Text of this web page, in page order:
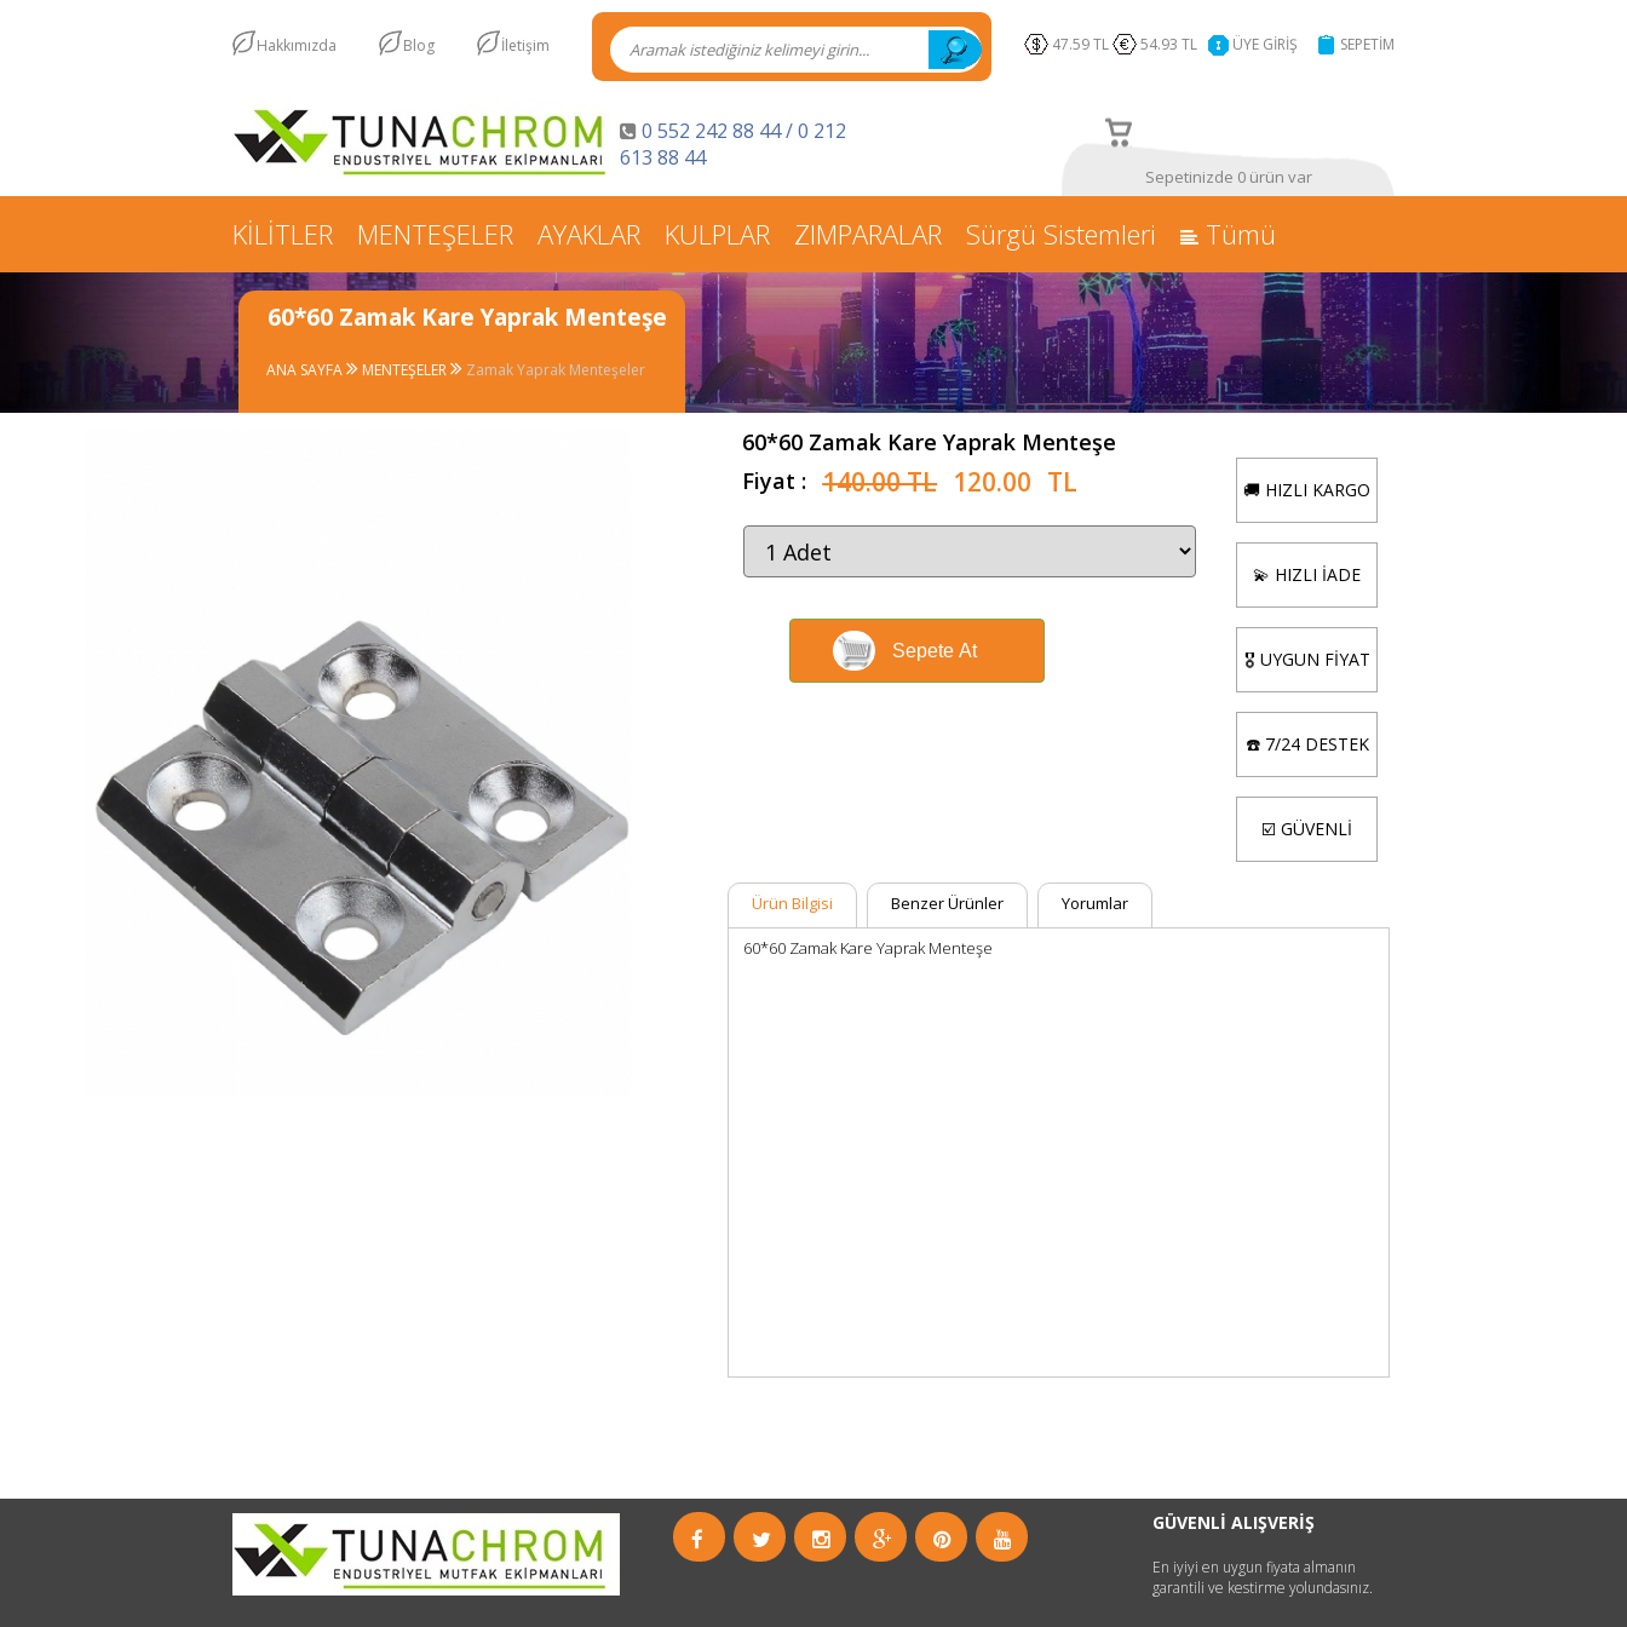
Hakkımızda Blog İletişim 47.59 TL 54.93 TL ÜYE GİRİŞ SEPETİM
0 552 242 88 44 / 0 212
613 88 44
Sepetinizde 0 ürün var
KİLİTLER MENTEŞELER AYAKLAR KULPLAR ZIMPARALAR Sürgü Sistemleri Tümü
60*60 Zamak Kare Yaprak Menteşe
ANA SAYFA MENTEŞELER Zamak Yaprak Menteşeler
60*60 Zamak Kare Yaprak Menteşe
Fiyat : 140.00 TL 120.00 TL
Sepete At
🚚 HIZLI KARGO
💫 HIZLI İADE
🎖️ UYGUN FİYAT
☎️ 7/24 DESTEK
☑️ GÜVENLİ
Ürün Bilgisi Benzer Ürünler Yorumlar
60*60 Zamak Kare Yaprak Menteşe
GÜVENLİ ALIŞVERİŞ
En iyiyi en uygun fiyata almanın
garantili ve kestirme yolundasınız.